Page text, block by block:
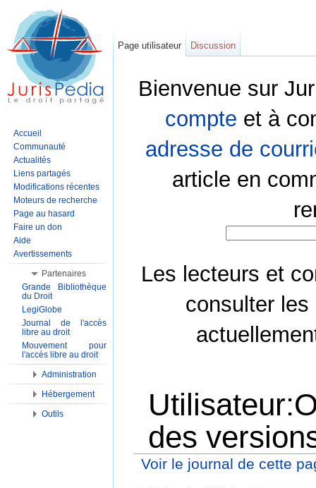
Bienvenue sur
compte et à
adresse de
article en
Les lecteurs et
consulter les
des
Voir le journal de cette
Page utilisateur Discussion
Accueil
Communauté
Actualités
Liens partagés
Modifications récentes
Moteurs de recherche
Page au hasard
Faire un don
Aide
Avertissements
Partenaires
Grande Bibliothèque
du Droit
LegiGlobe
Journal de l'accès
libre au droit
Mouvement pour
l'accès libre au droit
Administration
Hébergement
Outils